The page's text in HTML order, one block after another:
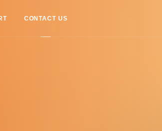
CONTACT US